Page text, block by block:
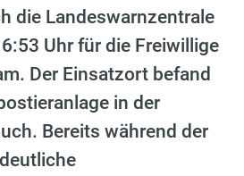
die Landeswarnzentrale
Uhr für die Freiwillige
Der Einsatzort befand
in der
Bereits während der